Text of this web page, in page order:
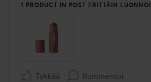
1 PRODUCT IN POST ERITTÄIN
Tykkää Kommentoi